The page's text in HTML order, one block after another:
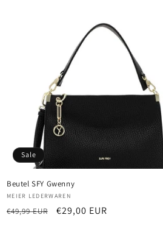
Sale
Beutel SFY Gwenny
Anbieter:
MEIER LEDERWAREN
Normaler
€49,99 EUR Verkaufspreis
€29,00 EUR